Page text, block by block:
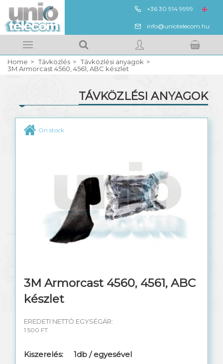
+36 30 914 9999
HUN
info@uniotelecom.hu
Your shopping cart
SIGN IN
Home Távközlés
Távközlési anyagok
3M Armorcast 4560, 4561, ABC készlet
TÁVKÖZLÉSI ANYAGOK
QV réz földkábel
QL réz légkábel
QVR réz páncél kábel
Telefon kábel
Rendezőhuzal
Távközlési anyagok
Réz szerelési anyagok
On stock
3M Armorcast 4560, 4561, ABC
készlet
EREDETI NETTÓ EGYSÉGÁR:
1 500 FT
Kiszerelés:
1db / egyesével